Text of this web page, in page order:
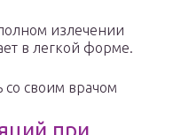
излечении
в легкой форме.
со своим врачом